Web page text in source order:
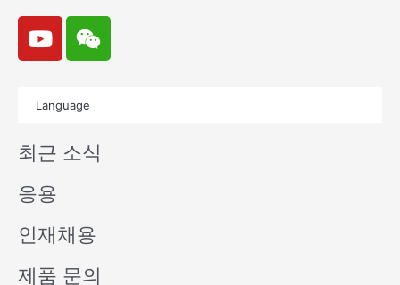
Y
o
u
e
W
e
i
n
Language
최근 소식
응용
인재채용
제품 문의